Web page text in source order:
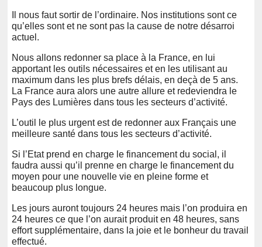
Il nous faut sortir de l’ordinaire. Nos institutions sont ce
qu’elles sont et ne sont pas la cause de notre désarroi
actuel.
Nous allons redonner sa place à la France, en lui
apportant les outils nécessaires et en les utilisant au
maximum dans les plus brefs délais, en deçà de 5 ans.
La France aura alors une autre allure et redeviendra le
Pays des Lumières dans tous les secteurs d’activité.
L’outil le plus urgent est de redonner aux Français une
meilleure santé dans tous les secteurs d’activité.
Si l’Etat prend en charge le financement du social, il
faudra aussi qu’il prenne en charge le financement du
moyen pour une nouvelle vie en pleine forme et
beaucoup plus longue.
Les jours auront toujours 24 heures mais l’on produira en
24 heures ce que l’on aurait produit en 48 heures, sans
effort supplémentaire, dans la joie et le bonheur du travail
effectué.